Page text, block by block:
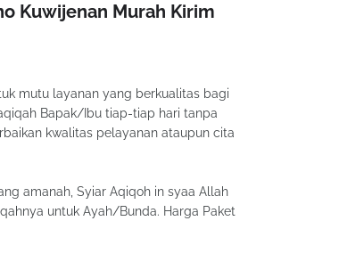
Kuwijenan Murah Kirim
mutu layanan yang berkualitas bagi
Bapak/Ibu tiap-tiap hari tanpa
kwalitas pelayanan ataupun cita
amanah, Syiar Aqiqoh in syaa Allah
untuk Ayah/Bunda. Harga Paket